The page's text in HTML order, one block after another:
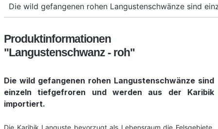
Die wild gefangenen rohen Langustenschwänze sind
Produktinformationen
"Langustenschwanz - roh"
Die wild gefangenen rohen Langustenschwänze sind
einzeln tiefgefroren und werden aus der Karibik
importiert.